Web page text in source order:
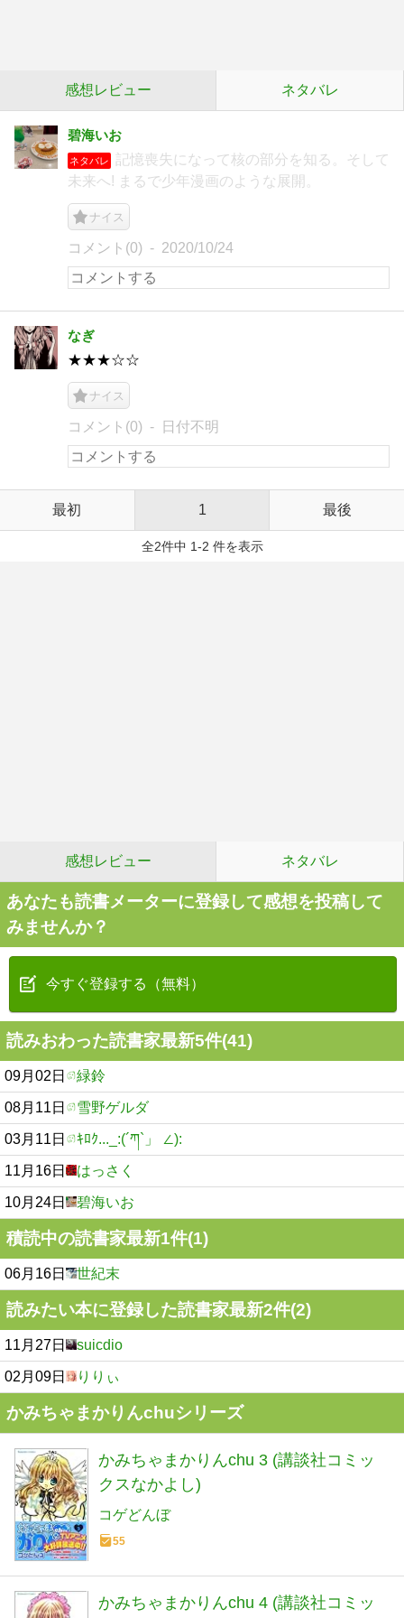
感想レビュー ネタバレ
碧海いお
ネタバレ
記憶喪失になって核の部分を知る。そして
未来へ! まるで少年漫画のような展開。
ナイス
コメント(0) 2020/10/24
なぎ
★★★☆☆
ナイス
コメント(0) 日付不明
最初 1 最後
全2件中 1-2 件を表示
感想レビュー ネタバレ
あなたも読書メーターに登録して感想を投稿して
みませんか？
今すぐ登録する（無料）
読みおわった読書家最新5件(41)
09月02日 緑鈴
08月11日 雪野ゲルダ
03月11日 ｷﾛｸ..._:(´ཀ`」 ∠):
11月16日 はっさく
10月24日 碧海いお
積読中の読書家最新1件(1)
06月16日 世紀末
読みたい本に登録した読書家最新2件(2)
11月27日 suicdio
02月09日 りりぃ
かみちゃまかりんchuシリーズ
かみちゃまかりんchu 3 (講談社コミッ
クスなかよし)
コゲどんぼ
55
かみちゃまかりんchu 4 (講談社コミッ